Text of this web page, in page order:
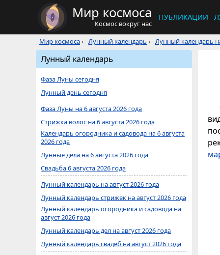
Мир космоса
Космос вокруг нас
ПУБЛИКАЦИИ
Мир космоса› Лунный календарь › Лунный календарь
Лунный календарь
Фаза Луны сегодня
Лунный день сегодня
Фаза Луны на 6 августа 2026 года
Стрижка волос на 6 августа 2026 года
Календарь огородника и садовода на 6 августа
2026 года
Лунные дела на 6 августа 2026 года
Свадьба 6 августа 2026 года
Лунный календарь на август 2026 года
Лунный календарь стрижек на август 2026 года
Лунный календарь огородника и садовода на
август 2026 года
Лунный календарь дел на август 2026 года
Лунный календарь свадеб на август 2026 года